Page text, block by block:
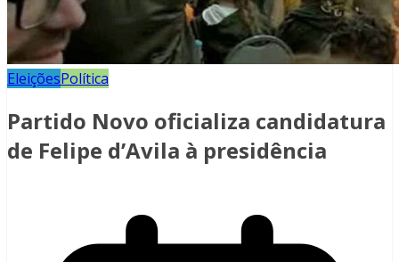
EleiçõesPolítica
Partido Novo oficializa candidatura
de Felipe d’Avila à presidência